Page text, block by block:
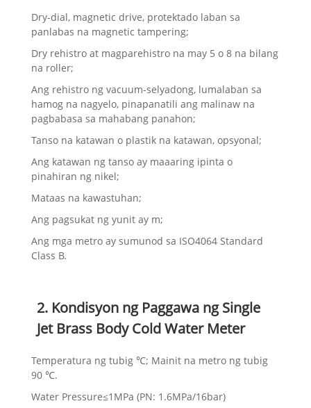
Dry-dial, magnetic drive, protektado laban sa
panlabas na magnetic tampering;
Dry rehistro at magparehistro na may 5 o 8 na bilang
na roller;
Ang rehistro ng vacuum-selyadong, lumalaban sa
hamog na nagyelo, pinapanatili ang malinaw na
pagbabasa sa mahabang panahon;
Tanso na katawan o plastik na katawan, opsyonal;
Ang katawan ng tanso ay maaaring ipinta o
pinahiran ng nikel;
Mataas na kawastuhan;
Ang pagsukat ng yunit ay m;
Ang mga metro ay sumunod sa ISO4064 Standard
Class B.
2. Kondisyon ng Paggawa ng Single
Jet Brass Body Cold Water Meter
Temperatura ng tubig ℃; Mainit na metro ng tubig
90 ℃.
Water Pressure≤1MPa (PN: 1.6MPa/16bar)